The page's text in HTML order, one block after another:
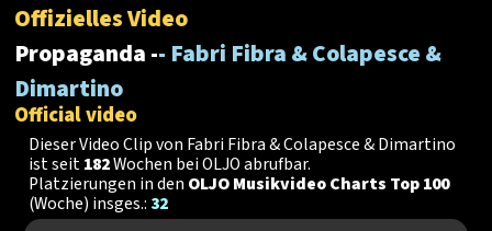
Offizielles Video
Propaganda -- Fabri Fibra & Colapesce &
Dimartino
Official video
Dieser Video Clip von Fabri Fibra & Colapesce & Dimartino
ist seit182Wochen bei OLJO abrufbar.
Platzierungen in den OLJO Musikvideo Charts Top 100
(Woche) insges.: 32